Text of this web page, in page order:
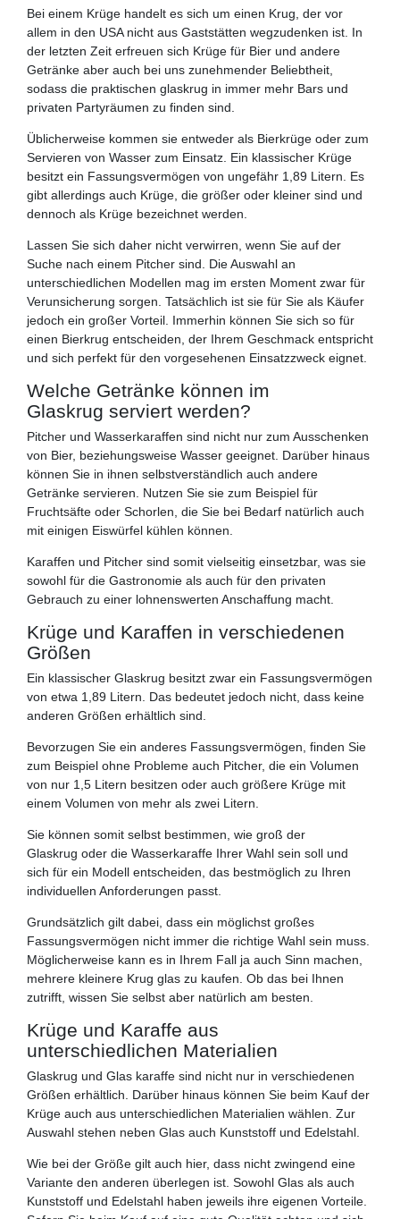
Bei einem Krüge handelt es sich um einen Krug, der vor
allem in den USA nicht aus Gaststätten wegzudenken ist. In
der letzten Zeit erfreuen sich Krüge für Bier und andere
Getränke aber auch bei uns zunehmender Beliebtheit,
sodass die praktischen glaskrug in immer mehr Bars und
privaten Partyräumen zu finden sind.
Üblicherweise kommen sie entweder als Bierkrüge oder zum
Servieren von Wasser zum Einsatz. Ein klassischer Krüge
besitzt ein Fassungsvermögen von ungefähr 1,89 Litern. Es
gibt allerdings auch Krüge, die größer oder kleiner sind und
dennoch als Krüge bezeichnet werden.
Lassen Sie sich daher nicht verwirren, wenn Sie auf der
Suche nach einem Pitcher sind. Die Auswahl an
unterschiedlichen Modellen mag im ersten Moment zwar für
Verunsicherung sorgen. Tatsächlich ist sie für Sie als Käufer
jedoch ein großer Vorteil. Immerhin können Sie sich so für
einen Bierkrug entscheiden, der Ihrem Geschmack entspricht
und sich perfekt für den vorgesehenen Einsatzzweck eignet.
Welche Getränke können im
Glaskrug serviert werden?
Pitcher und Wasserkaraffen sind nicht nur zum Ausschenken
von Bier, beziehungsweise Wasser geeignet. Darüber hinaus
können Sie in ihnen selbstverständlich auch andere
Getränke servieren. Nutzen Sie sie zum Beispiel für
Fruchtsäfte oder Schorlen, die Sie bei Bedarf natürlich auch
mit einigen Eiswürfel kühlen können.
Karaffen und Pitcher sind somit vielseitig einsetzbar, was sie
sowohl für die Gastronomie als auch für den privaten
Gebrauch zu einer lohnenswerten Anschaffung macht.
Krüge und Karaffen in verschiedenen
Größen
Ein klassischer Glaskrug besitzt zwar ein Fassungsvermögen
von etwa 1,89 Litern. Das bedeutet jedoch nicht, dass keine
anderen Größen erhältlich sind.
Bevorzugen Sie ein anderes Fassungsvermögen, finden Sie
zum Beispiel ohne Probleme auch Pitcher, die ein Volumen
von nur 1,5 Litern besitzen oder auch größere Krüge mit
einem Volumen von mehr als zwei Litern.
Sie können somit selbst bestimmen, wie groß der
Glaskrug oder die Wasserkaraffe Ihrer Wahl sein soll und
sich für ein Modell entscheiden, das bestmöglich zu Ihren
individuellen Anforderungen passt.
Grundsätzlich gilt dabei, dass ein möglichst großes
Fassungsvermögen nicht immer die richtige Wahl sein muss.
Möglicherweise kann es in Ihrem Fall ja auch Sinn machen,
mehrere kleinere Krug glas zu kaufen. Ob das bei Ihnen
zutrifft, wissen Sie selbst aber natürlich am besten.
Krüge und Karaffe aus
unterschiedlichen Materialien
Glaskrug und Glas karaffe sind nicht nur in verschiedenen
Größen erhältlich. Darüber hinaus können Sie beim Kauf der
Krüge auch aus unterschiedlichen Materialien wählen. Zur
Auswahl stehen neben Glas auch Kunststoff und Edelstahl.
Wie bei der Größe gilt auch hier, dass nicht zwingend eine
Variante den anderen überlegen ist. Sowohl Glas als auch
Kunststoff und Edelstahl haben jeweils ihre eigenen Vorteile.